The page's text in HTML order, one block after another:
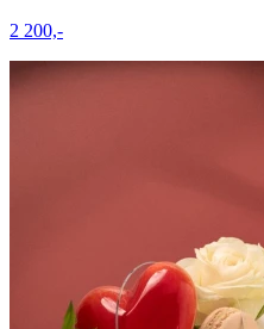
2 200,-